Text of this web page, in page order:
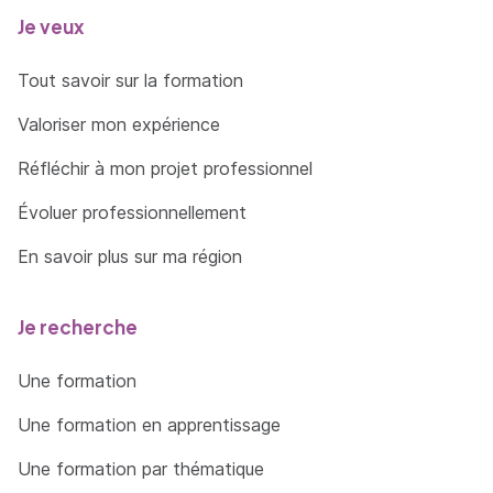
Je veux
Tout savoir sur la formation
Valoriser mon expérience
Réfléchir à mon projet professionnel
Évoluer professionnellement
En savoir plus sur ma région
Je recherche
Une formation
Une formation en apprentissage
Une formation par thématique